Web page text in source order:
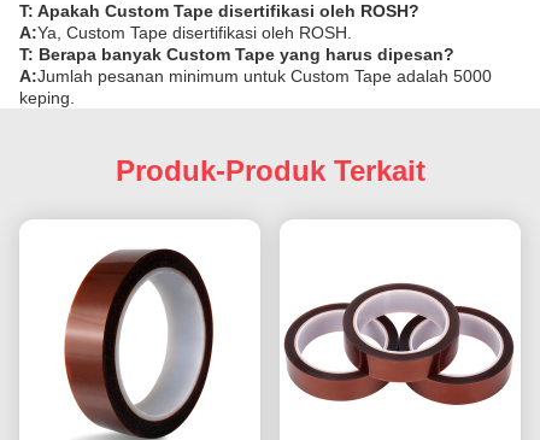
T: Apakah Custom Tape disertifikasi oleh ROSH?
A:Ya, Custom Tape disertifikasi oleh ROSH.
T: Berapa banyak Custom Tape yang harus dipesan?
A:Jumlah pesanan minimum untuk Custom Tape adalah 5000
keping.
Produk-Produk Terkait